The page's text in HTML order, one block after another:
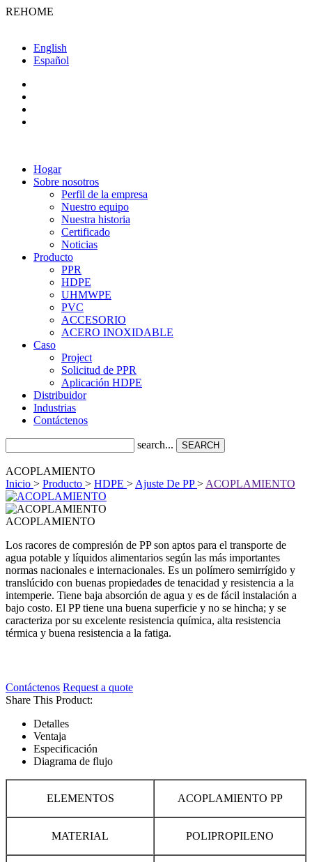
REHOME
English
Español
Hogar
Sobre nosotros
Perfil de la empresa
Nuestro equipo
Nuestra historia
Certificado
Noticias
Producto
PPR
HDPE
UHMWPE
PVC
ACCESORIO
ACERO INOXIDABLE
Caso
Project
Solicitud de PPR
Aplicación HDPE
Distribuidor
Industrias
Contáctenos
search... SEARCH
ACOPLAMIENTO
Inicio > Producto > HDPE > Ajuste De PP > ACOPLAMIENTO
ACOPLAMIENTO
Los racores de compresión de PP son aptos para el transporte de
agua potable y líquidos alimentarios según las más importantes
normas nacionales e internacionales. Es un polímero semirrígido y
translúcido con buenas propiedades de tenacidad y resistencia a la
intemperie. Tiene baja absorción de agua y es de fácil instalación a
bajo costo. El PP tiene una buena superficie y no se hincha; y se
caracteriza por su excelente resistencia química, alta resistencia
térmica y buena resistencia a la fatiga.
Contáctenos Request a quote
Share This Product:
Detalles
Ventaja
Especificación
Diagrama de flujo
ELEMENTOS ACOPLAMIENTO PP
MATERIAL POLIPROPILENO